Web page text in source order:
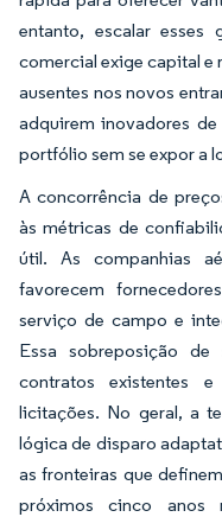
entanto, escalar esses
comercial exige capital e
ausentes nos novos
adquirem inovadores
portfólio sem se expor a
A concorrência de
às métricas de
útil. As companhias
favorecem
serviço de campo e
Essa sobreposição
contratos existentes
licitações. No geral, a
lógica de disparo
as fronteiras que
próximos cinco anos